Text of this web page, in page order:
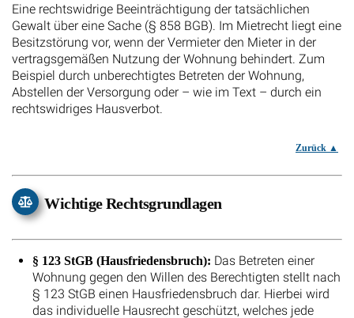
Eine rechtswidrige Beeinträchtigung der tatsächlichen
Gewalt über eine Sache (§ 858 BGB). Im Mietrecht liegt eine
Besitzstörung vor, wenn der Vermieter den Mieter in der
vertragsgemäßen Nutzung der Wohnung behindert. Zum
Beispiel durch unberechtigtes Betreten der Wohnung,
Abstellen der Versorgung oder – wie im Text – durch ein
rechtswidriges Hausverbot.
Zurück
Wichtige Rechtsgrundlagen
§ 123 StGB (Hausfriedensbruch): Das Betreten einer
Wohnung gegen den Willen des Berechtigten stellt nach
§ 123 StGB einen Hausfriedensbruch dar. Hierbei wird
das individuelle Hausrecht geschützt, welches jede